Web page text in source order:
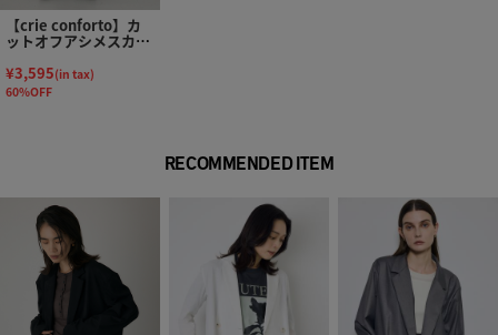
【crie conforto】カ
ットオフアシメスカー
ト
¥3,595(in tax)
60%OFF
RECOMMENDED ITEM